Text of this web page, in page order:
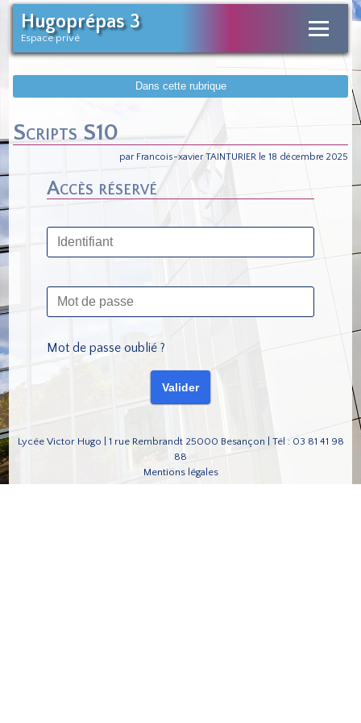
Hugoprépas 3
Espace privé
Dans cette rubrique
Scripts S10
par Francois-xavier TAINTURIER le 18 décembre 2025
Accès réservé
Mot de passe oublié ?
Lycée Victor Hugo | 1 rue Rembrandt 25000 Besançon | Tél : 03 81 41 98
88
Mentions légales